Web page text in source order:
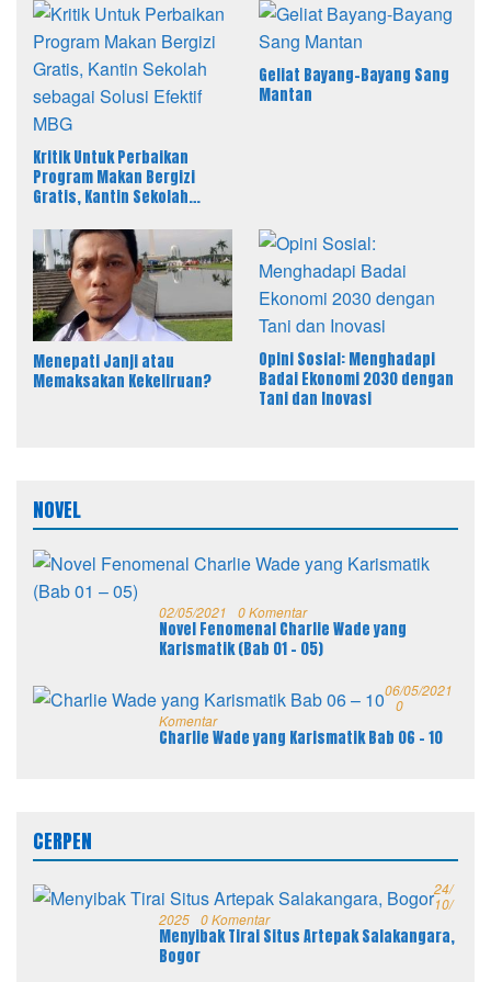
Kritik Untuk Perbaikan
Program Makan Bergizi
Gratis, Kantin Sekolah
Geliat Bayang-Bayang Sang
Mantan
Menepati Janji atau
Memaksakan Kekeliruan?
Opini Sosial: Menghadapi
Badai Ekonomi 2030 dengan
Tani dan Inovasi
NOVEL
02/05/2021 0 Komentar
Novel Fenomenal Charlie Wade yang
Karismatik (Bab 01 – 05)
06/05/2021
0
Komentar
Charlie Wade yang Karismatik Bab 06 – 10
CERPEN
24/
10/
2025 0 Komentar
Menyibak Tirai Situs Artepak Salakangara,
Bogor